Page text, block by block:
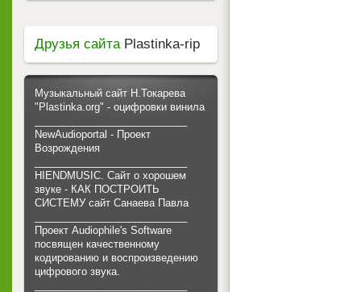
Друзья сайтаPlastinka-rip
Музыкальный сайт Н.Токарева
"Plastinka.org" - оцифровки винила
NewAudioportal - Проект
Возрождения
HIENDMUSIC. Сайт о хорошем
звуке - КАК ПОСТРОИТЬ
СИСТЕМУ сайт Санаева Павла
Проект Audiophile's Software
посвящен качественному
кодированию и воспроизведению
цифрового звука.